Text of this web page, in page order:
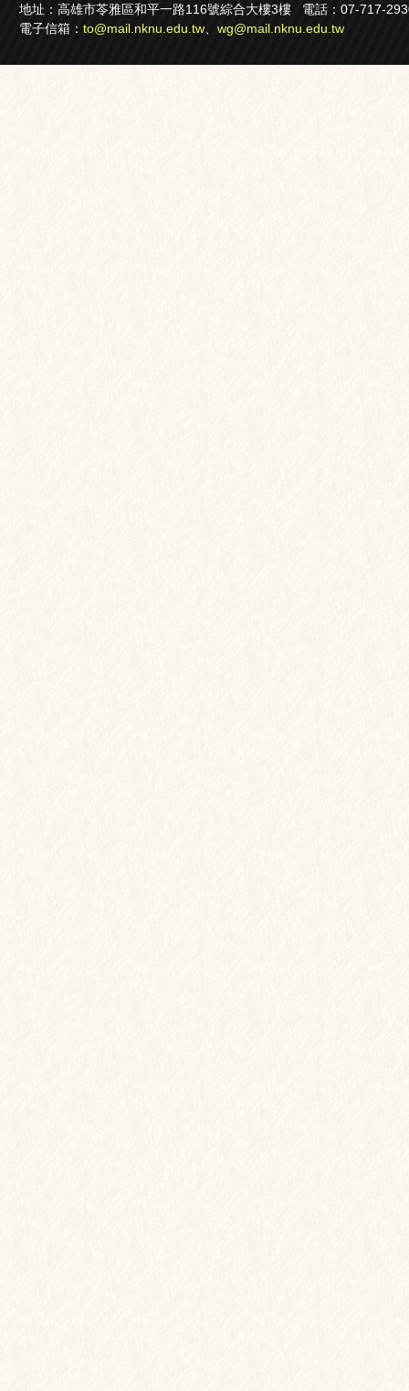
地址：高雄市苓雅區和平一路116號綜合大樓3樓 電話：07-717-
電子信箱： to@mail.nknu.edu.tw wg@mail.nknu.edu.tw